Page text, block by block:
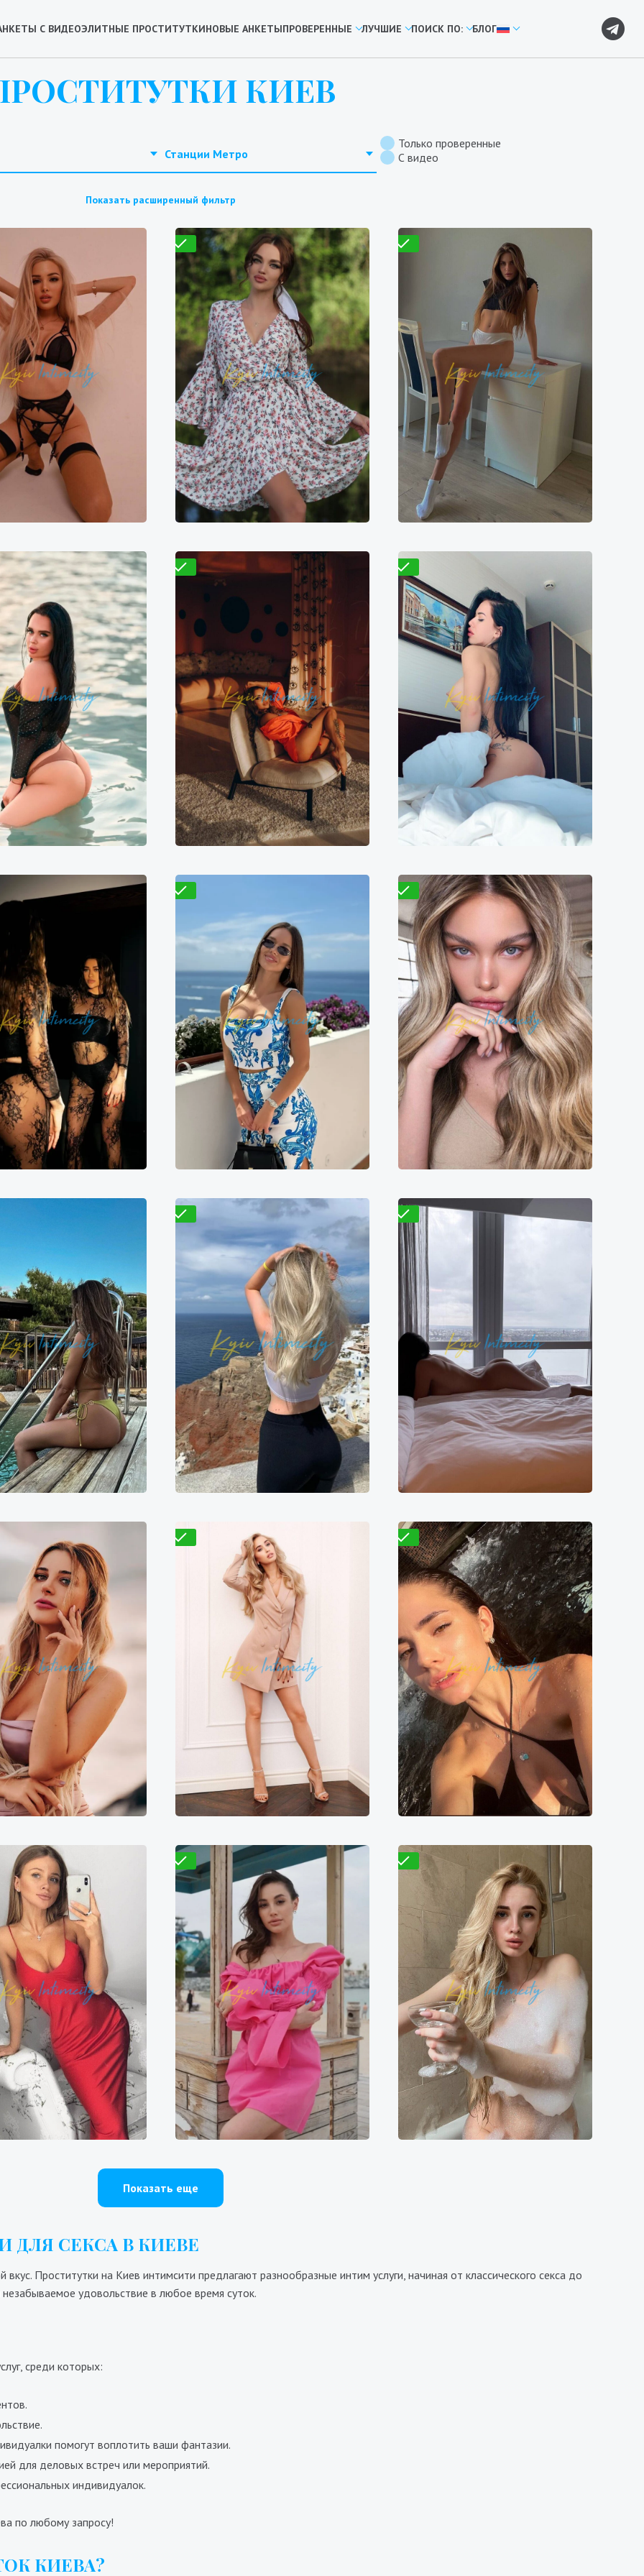
С ВИДЕОЭЛИТНЫЕ ПРОСТИТУТКИНОВЫЕ АНКЕТЫПРОВЕРЕННЫЕ ЛУЧШИЕ ПОИСК ПО: БЛОГ
КИЕВ
Станции Метро
Только проверенные
С видео
Показать расширенный фильтр
Лиса
11000₴
27500₴
Демиевская
Варвара
6800₴ 13600₴
34000₴
Дарницкий
Житомирская
Проверено
Розалия
9700₴ 19400₴
48500₴
Деснянский
Кловская
Николь
11200₴
28000₴
Вокзальная
Проверено
Василиса
9400₴ 18800₴
47000₴
Дарницкий
Золотые ворота
Стеф
5800₴ 11600₴
29000₴
Подольский
Ипподром
Мадина
16000₴
40000₴
Демиевская
Проверено
Валентина
9700₴ 19400₴
48500₴
Деснянский
Выставочный центр (ВДНХ)
Нана
7100₴ 14200₴
35500₴
Дарницкий
Васильковская
Яна
14000₴
35000₴
Золотые ворота
Элиза
21500₴
Деснянский
Дарница
Проверено
Вера
7600₴ 15200₴
38000₴
Левый берег
Берестейская
Галя
14400₴
36000₴
Героев Днепра
Эльза
9700₴
48500₴
Оболонский
Берестейская
Шарлотта
8600₴ 17200₴
43000₴
Дарницкий
Выдубичи
Габриела
Голосеевский
центр (ВДНХ)
Показать еще
ДЛЯ СЕКСА В КИЕВЕ
Проститутки на Киев интимсити предлагают разнообразные интим услуги, начиная от классического секса до
удовольствие в любое время суток.
среди которых:
помогут воплотить ваши фантазии.
для деловых встреч или мероприятий.
индивидуалок.
по любому запросу!
КИЕВА?